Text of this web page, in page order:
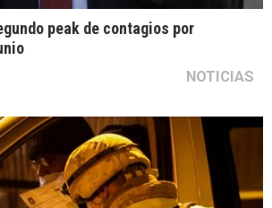
peak de contagios por
NOTICIAS